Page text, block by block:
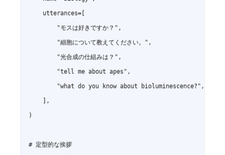
    utterances=[
        "モスは好きですか？",
        "細胞について教えてください。",
        "光合成の仕組みは？",
        "tell me about apes",
        "what do you know about bioluminescence?",
    ],
)
# 定型的な挨拶